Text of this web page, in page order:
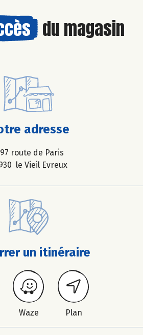
du magasin
adresse
route de Paris
le Vieil Evreux
un itinéraire
Waze Plan